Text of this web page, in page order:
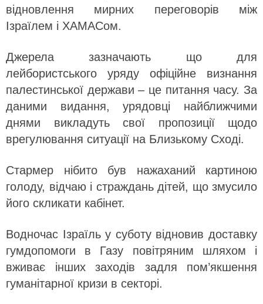
відновлення мирних переговорів між
Ізраїлем і ХАМАСом.
Джерела зазначають що для
лейбористського уряду офіційне визнання
палестинської держави – це питання часу. За
даними видання, урядовці найближчими
днями викладуть свої пропозиції щодо
врегулювання ситуації на Близькому Сході.
Стармер нібито був нажаханий картиною
голоду, відчаю і страждань дітей, що змусило
його скликати кабінет.
Водночас Ізраїль у суботу відновив доставку
гумдопомоги в Газу повітряним шляхом і
вживає інших заходів задля пом’якшення
гуманітарної кризи в секторі.